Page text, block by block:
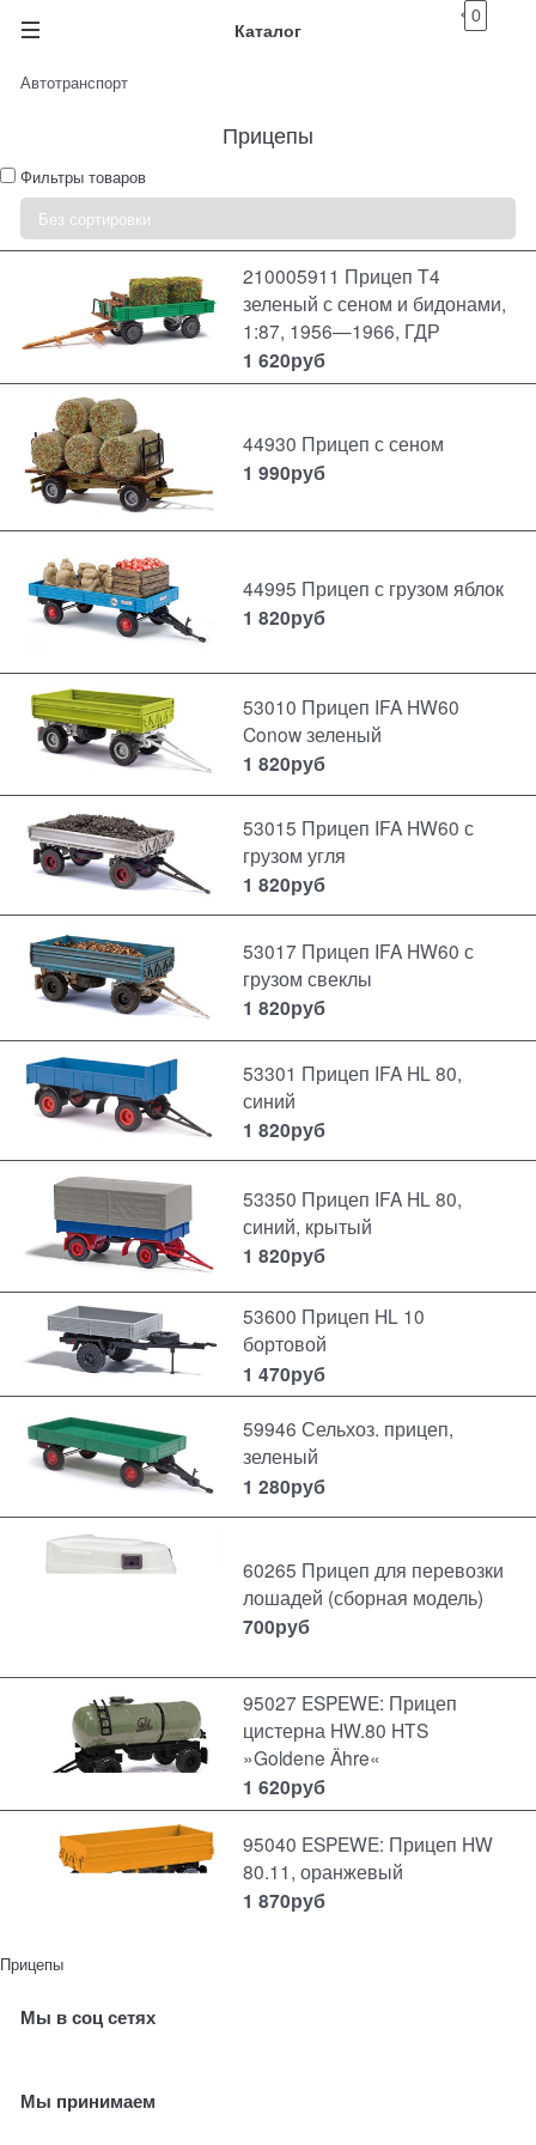
Каталог
0
Автотранспорт
Прицепы
Фильтры товаров
210005911 Прицеп T4
зеленый с сеном и бидонами,
1:87, 1956—1966, ГДР
1 620руб
44930 Прицеп с сеном
1 990руб
44995 Прицеп с грузом яблок
1 820руб
53010 Прицеп IFA HW60
Conow зеленый
1 820руб
53015 Прицеп IFA HW60 с
грузом угля
1 820руб
53017 Прицеп IFA HW60 с
грузом свеклы
1 820руб
53301 Прицеп IFA HL 80,
синий
1 820руб
53350 Прицеп IFA HL 80,
синий, крытый
1 820руб
53600 Прицеп HL 10
бортовой
1 470руб
59946 Сельхоз. прицеп,
зеленый
1 280руб
60265 Прицеп для перевозки
лошадей (сборная модель)
700руб
95027 ESPEWE: Прицеп
цистерна HW.80 HTS
»Goldene Ähre«
1 620руб
95040 ESPEWE: Прицеп HW
80.11, оранжевый
1 870руб
Прицепы
Мы в соц сетях
Мы принимаем